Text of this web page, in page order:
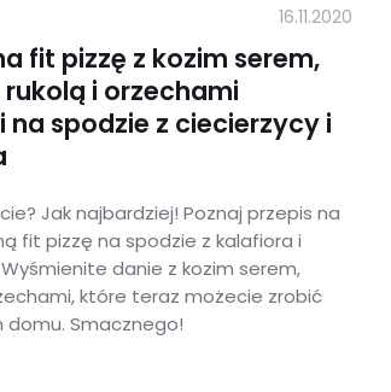
16.11.2020
fit pizzę z kozim serem,
rukolą i orzechami
na spodzie z ciecierzycy i
Jak najbardziej! Poznaj przepis na
fit pizzę na spodzie z kalafiora i
danie z kozim serem,
które teraz możecie zrobić
domu. Smacznego!